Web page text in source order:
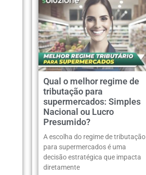
Qual o melhor regime de
tributação para
supermercados: Simples
Nacional ou Lucro
Presumido?
A escolha do regime de tributação
para supermercados é uma
decisão estratégica que impacta
diretamente